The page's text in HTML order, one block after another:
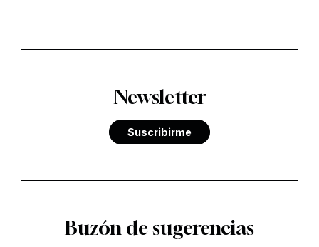
Newsletter
Suscribirme
Buzón de sugerencias